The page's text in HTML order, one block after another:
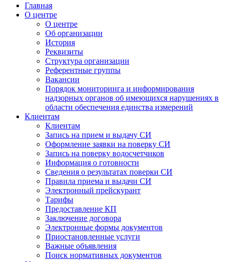
Главная
О центре
О центре
Об организации
История
Реквизиты
Структура организации
Референтные группы
Вакансии
Порядок мониторинга и информирования
надзорных органов об имеющихся нарушениях в
области обеспечения единства измерений
Клиентам
Клиентам
Запись на прием и выдачу СИ
Оформление заявки на поверку СИ
Запись на поверку водосчетчиков
Информация о готовности
Сведения о результатах поверки СИ
Правила приема и выдачи СИ
Электронный прейскурант
Тарифы
Предоставление КП
Заключение договора
Электронные формы документов
Приостановленные услуги
Важные объявления
Поиск нормативных документов